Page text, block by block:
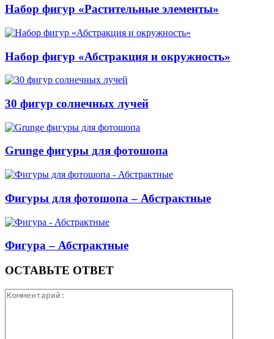
Набор фигур «Растительные элементы»
Набор фигур «Абстракция и окружность»
30 фигур солнечных лучей
Grunge фигуры для фотошопа
Фигуры для фотошопа – Абстрактные
Фигура – Абстрактные
ОСТАВЬТЕ ОТВЕТ